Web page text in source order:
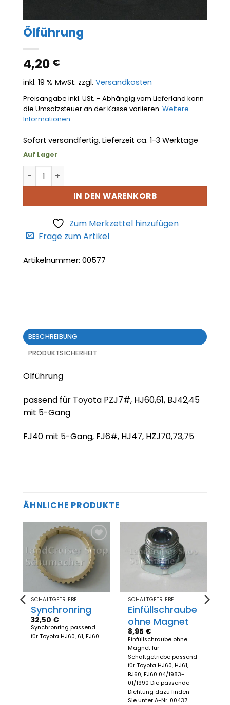
Ölführung
4,20 €
inkl. 19 % MwSt. zzgl. Versandkosten
Preisangabe inkl. USt. – Abhängig vom Lieferland kann
die Umsatzsteuer an der Kasse variieren. Weitere
Informationen.
Sofort versandfertig, Lieferzeit ca. 1-3 Werktage
Auf Lager
Ölführung Menge
IN DEN WARENKORB
Zum Merkzettel hinzufügen
Frage zum Artikel
Artikelnummer: 00577
BESCHREIBUNG
PRODUKTSICHERHEIT
Ölführung
passend für Toyota PZJ7#, HJ60,61, BJ42,45
mit 5-Gang
FJ40 mit 5-Gang, FJ6#, HJ47, HZJ70,73,75
ÄHNLICHE PRODUKTE
Zum
Merkzettel
hinzufügen
SCHALTGETRIEBE
Synchronring
32,50 €
Synchronring passend
für Toyota HJ60, 61, FJ60
Zum
Merkzettel
hinzufügen
SCHALTGETRIEBE
Einfüllschraube
ohne Magnet
8,95 €
Einfüllschraube ohne
Magnet für
Schaltgetriebe passend
für Toyota HJ60, HJ61,
BJ60, FJ60 04/1983-
01/1990 Die passende
Dichtung dazu finden
Sie unter A-Nr. 00437